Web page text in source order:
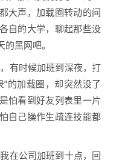
大声，加载圈转动的间
自的大学，聊起那些没
黑网吧。
有时候加班到深夜，打
的加载圈，却突然没了
怕看到好友列表里一片
自己操作生疏连技能都
在公司加班到十点，回